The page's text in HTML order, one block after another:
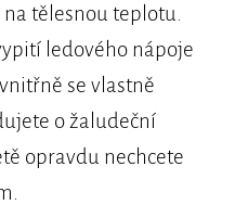
tělesnou teplotu.
ledového nápoje
se vlastně
o žaludeční
opravdu nechcete